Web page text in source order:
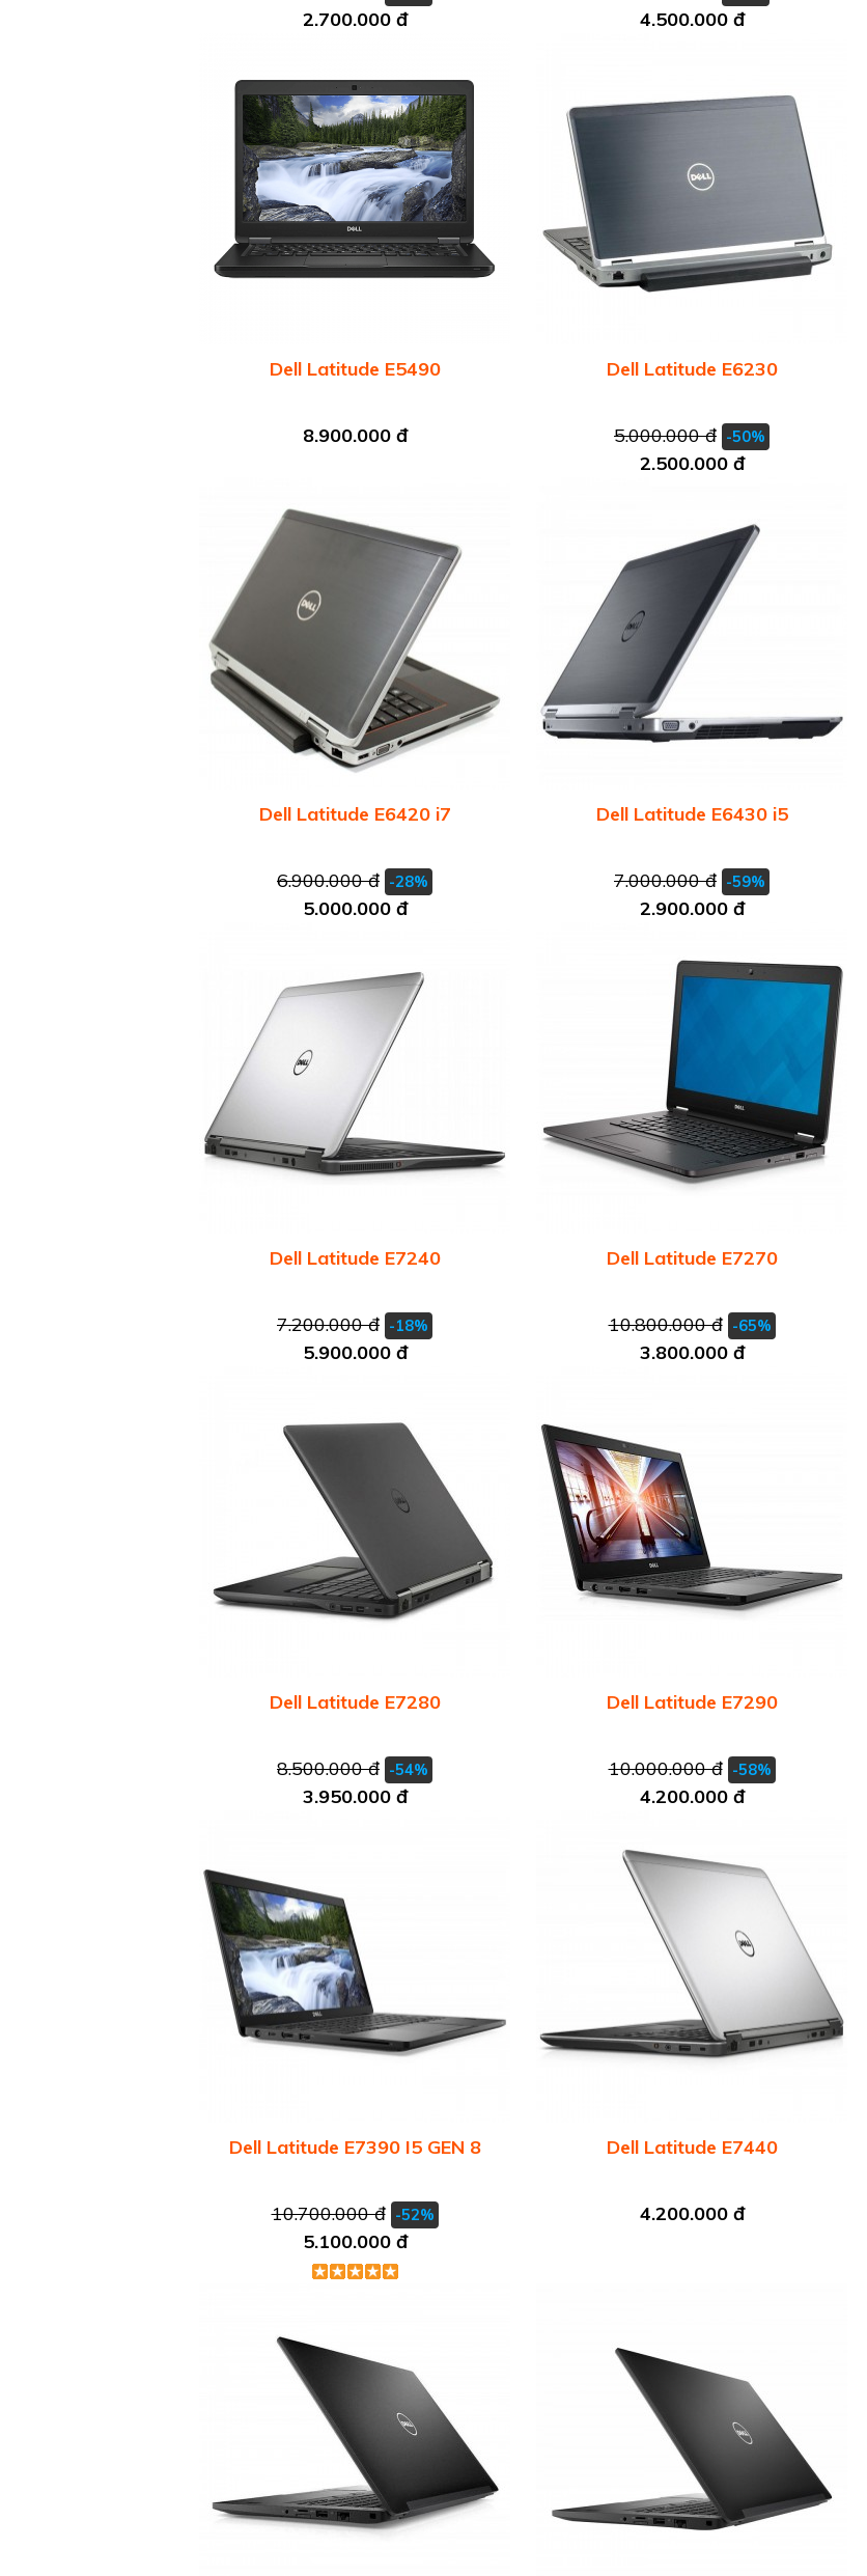
2.700.000 đ 4.500.000 đ
Dell Latitude E5490
8.900.000 đ
Dell Latitude E6230
5.000.000 đ -50%
2.500.000 đ
Dell Latitude E6420 i7
6.900.000 đ -28%
5.000.000 đ
Dell Latitude E6430 i5
7.000.000 đ -59%
2.900.000 đ
Dell Latitude E7240
7.200.000 đ -18%
5.900.000 đ
Dell Latitude E7270
10.800.000 đ -65%
3.800.000 đ
Dell Latitude E7280
8.500.000 đ -54%
3.950.000 đ
Dell Latitude E7290
10.000.000 đ -58%
4.200.000 đ
Dell Latitude E7390 I5 GEN 8
10.700.000 đ -52%
5.100.000 đ
Dell Latitude E7440
4.200.000 đ